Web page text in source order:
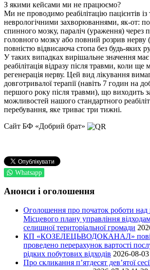
З якими кейсами ми не працюємо?
Ми не проводимо реабілітацію пацієнтів
неврологічними захворюваннями, як-от:
спинного мозку, параліч (ураження) через
головного мозку або повний розрив нерву
повністю відвисаюча стопа без будь-яких
У таких випадках вирішальне значення має
реабілітація відразу після травми, коли ще
регенерація нерву. Цей вид лікування
довготривалої терапії (навіть 7 годин на
першого року після травми), що виходить
можливостей нашого стандартного
перебування, яке триває три тижні.
Сайт БФ «Добрий брат»
Whatsapp
Анонси і оголошення
Оголошення про початок роботи над
Місцевого плану управління
селищної територіальної громади
КП «КОЗЕЛЕЦЬВОДОКАНАЛ»
проведено перерахунок вартості
рідких побутових відходів 2026-08-
Про скликання п’ятдесят дев’ятої